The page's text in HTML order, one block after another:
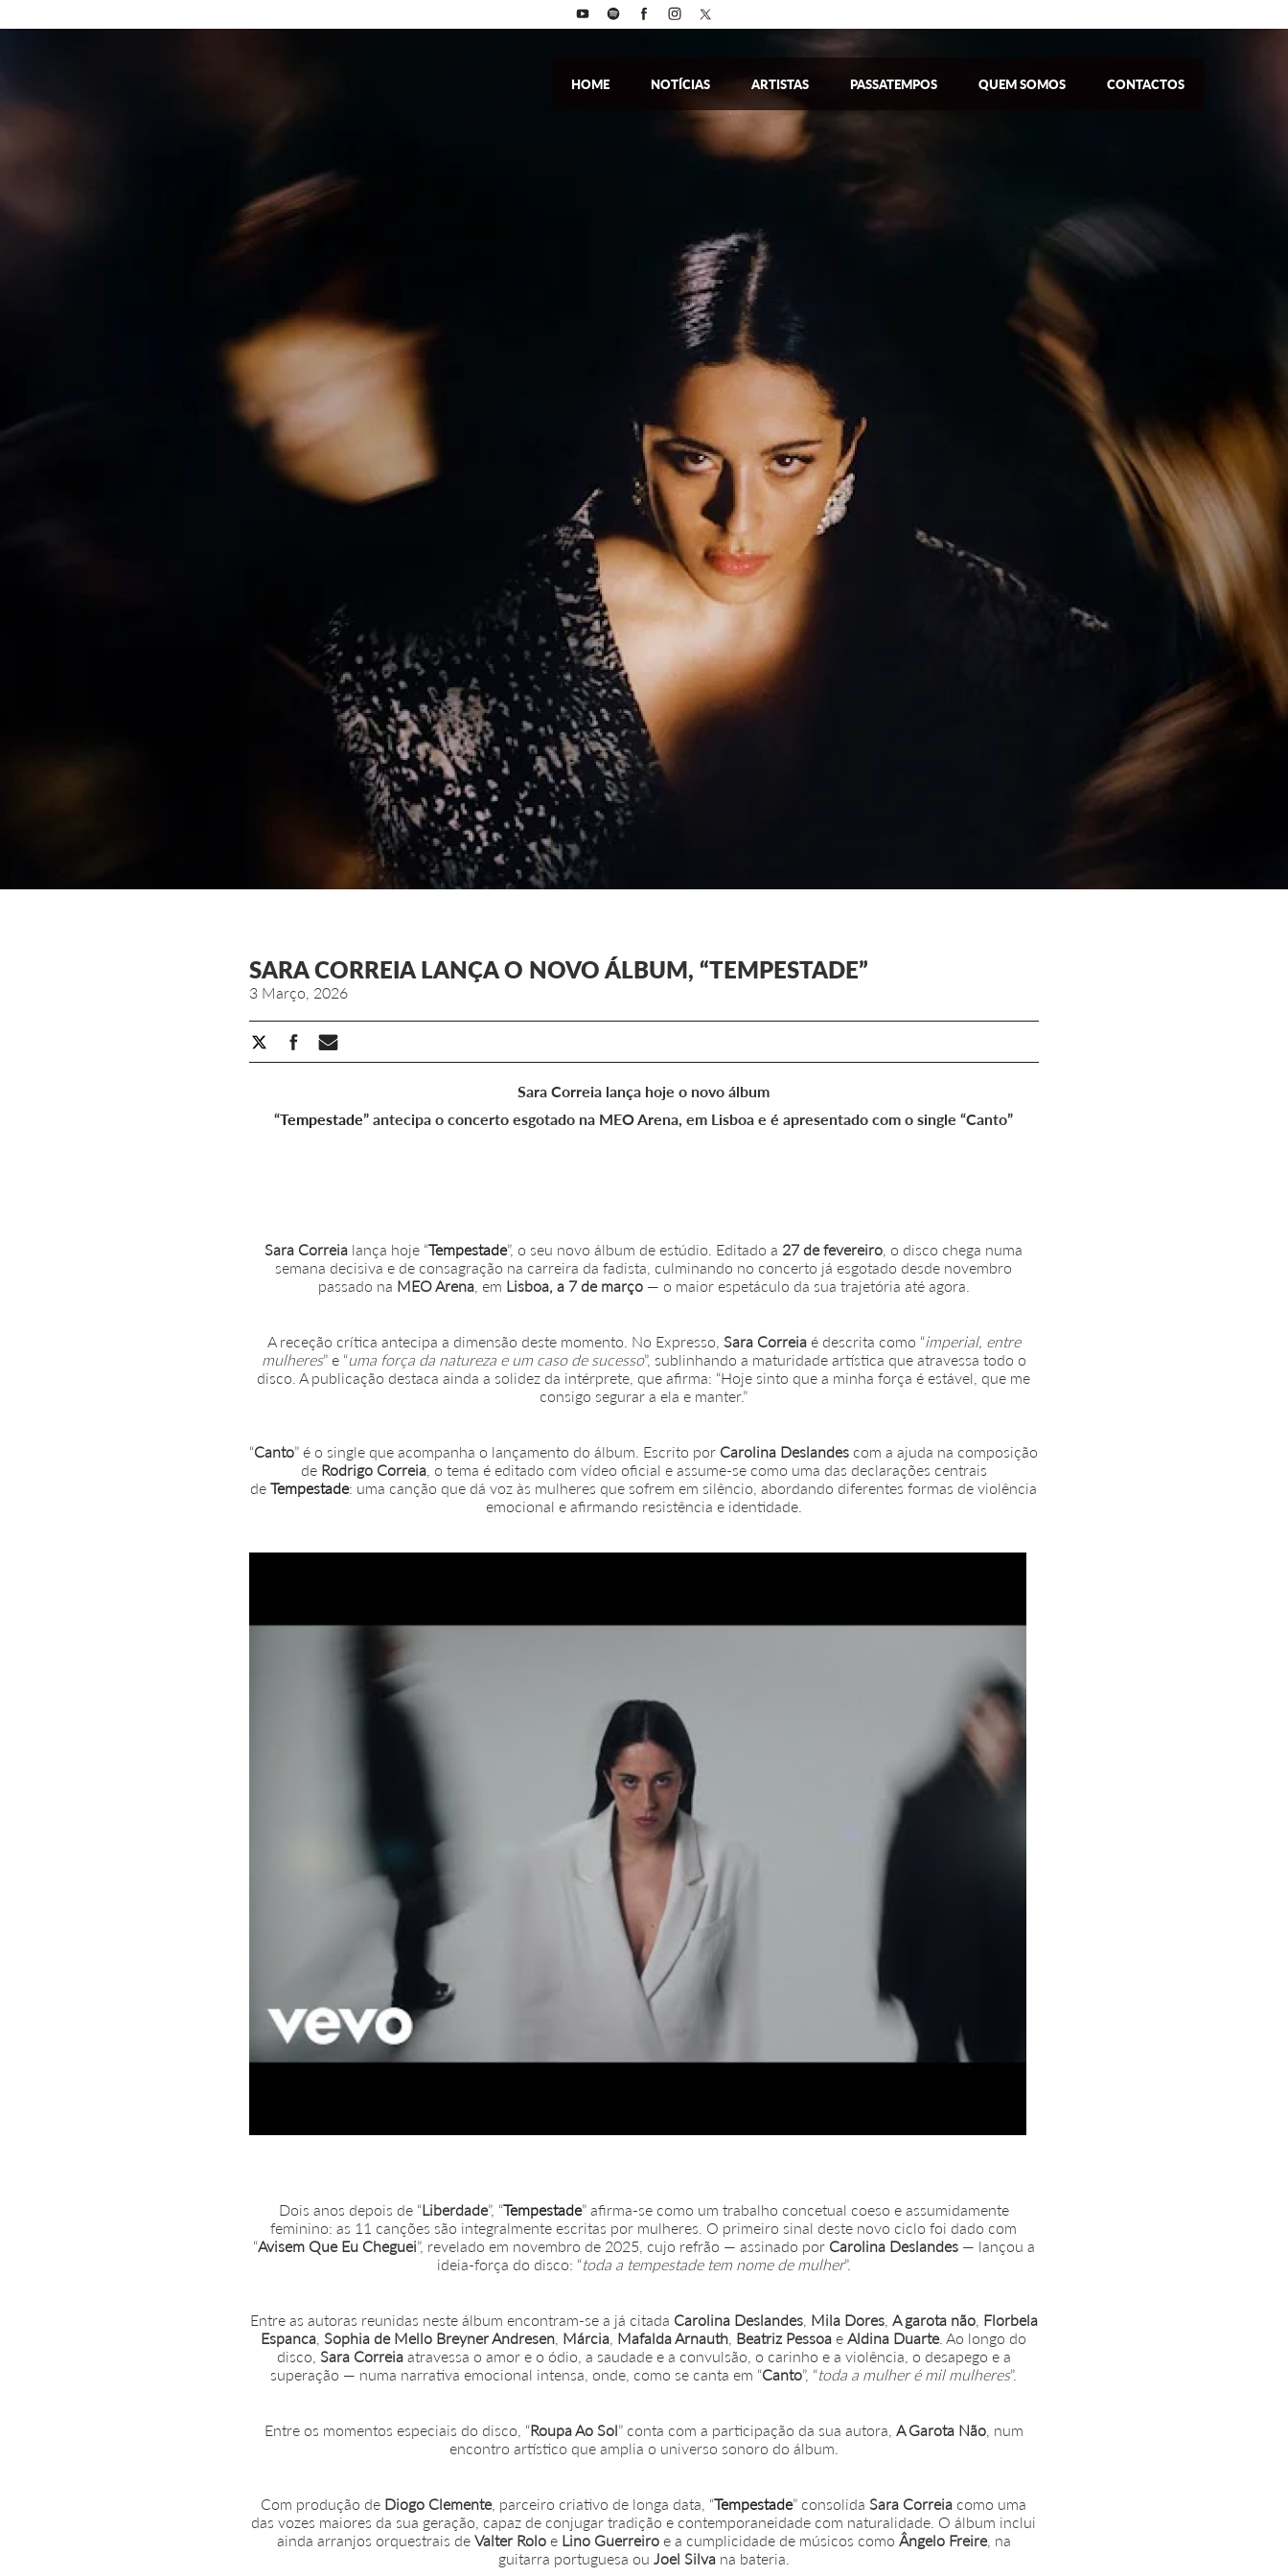
HOME NOTÍCIAS ARTISTAS PASSATEMPOS QUEM SOMOS CONTACTOS
SARA CORREIA LANÇA O NOVO ÁLBUM, “TEMPESTADE”
3 Março, 2026
Sara Correia lança hoje o novo álbum
“Tempestade” antecipa o concerto esgotado na MEO Arena, em Lisboa e é apresentado com o single “Canto”
Sara Correia lança hoje “Tempestade”, o seu novo álbum de estúdio. Editado a 27 de fevereiro , o disco chega numa
semana decisiva e de consagração na carreira da fadista, culminando no concerto já esgotado desde novembro
passado na MEO Arena, em Lisboa, a 7 de março— o maior espetáculo da sua trajetória até agora.
A receção crítica antecipa a dimensão deste momento. No Expresso, Sara Correiaé descrita como “imperial, entre
mulheres” e “uma força da natureza e um caso de sucesso”, sublinhando a maturidade artística que atravessa todo o
disco. A publicação destaca ainda a solidez da intérprete, que afirma: “Hoje sinto que a minha força é estável, que me
consigo segurar a ela e manter.”
“Canto” é o single que acompanha o lançamento do álbum. Escrito por Carolina Deslandes com a ajuda na composição
de Rodrigo Correia, o tema é editado com vídeo oficial e assume-se como uma das declarações centrais
deTempestade: uma canção que dá voz às mulheres que sofrem em silêncio, abordando diferentes formas de violência
emocional e afirmando resistência e identidade.
Dois anos depois de “Liberdade”, “Tempestade” afirma-se como um trabalho concetual coeso e assumidamente
feminino: as 11 canções são integralmente escritas por mulheres. O primeiro sinal deste novo ciclo foi dado com
“Avisem Que Eu Cheguei”, revelado em novembro de 2025, cujo refrão — assinado por Carolina Deslandes— lançou a
ideia-força do disco: “toda a tempestade tem nome de mulher”.
Entre as autoras reunidas neste álbum encontram-se a já citada Carolina Deslandes, Mila Dores, A garota não, Florbela
Espanca Sophia de Mello Breyner Andresen Márcia Mafalda Arnauth Beatriz Pessoa eAldina Duarte. Ao longo do
disco, Sara Correiaatravessa o amor e o ódio, a saudade e a convulsão, o carinho e a violência, o desapego e a
superação — numa narrativa emocional intensa, onde, como se canta em “Canto”, “toda a mulher é mil mulheres”.
Entre os momentos especiais do disco, “Roupa Ao Sol” conta com a participação da sua autora, A Garota Não, num
encontro artístico que amplia o universo sonoro do álbum.
Com produção de Diogo Clemente, parceiro criativo de longa data, “Tempestade” consolida Sara Correia como uma
das vozes maiores da sua geração, capaz de conjugar tradição e contemporaneidade com naturalidade. O álbum inclui
ainda arranjos orquestrais de Valter Roloe Lino Guerreiroe a cumplicidade de músicos como Ângelo Freire, na
guitarra portuguesa ou Joel Silvana bateria.